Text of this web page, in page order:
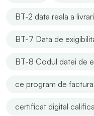
BT-2 data reala a
BT-7 Data de
BT-8 Codul datei de
ce program de
certificat digital